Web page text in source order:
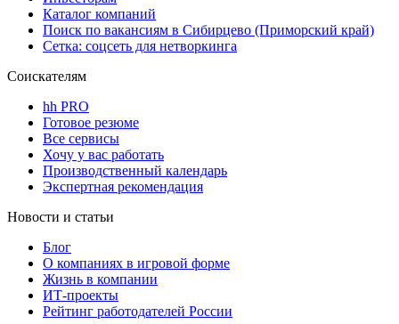
Каталог компаний
Поиск по вакансиям в Сибирцево (Приморский край)
Сетка: соцсеть для нетворкинга
Соискателям
hh PRO
Готовое резюме
Все сервисы
Хочу у вас работать
Производственный календарь
Экспертная рекомендация
Новости и статьи
Блог
О компаниях в игровой форме
Жизнь в компании
ИТ-проекты
Рейтинг работодателей России